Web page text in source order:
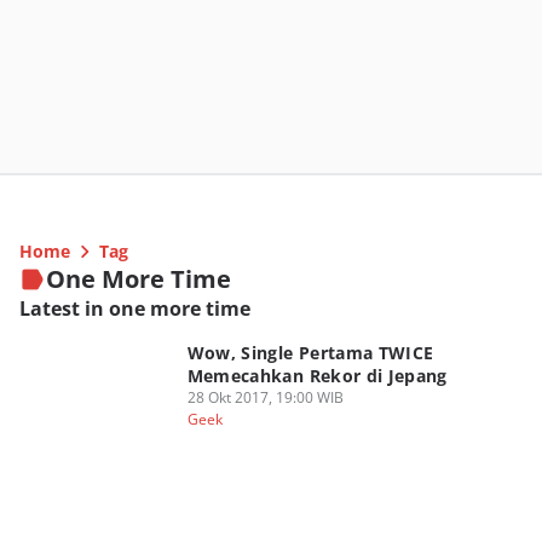
Home Tag
One More Time
Latest in one more time
Wow, Single Pertama TWICE
Memecahkan Rekor di Jepang
28 Okt 2017, 19:00 WIB
Geek